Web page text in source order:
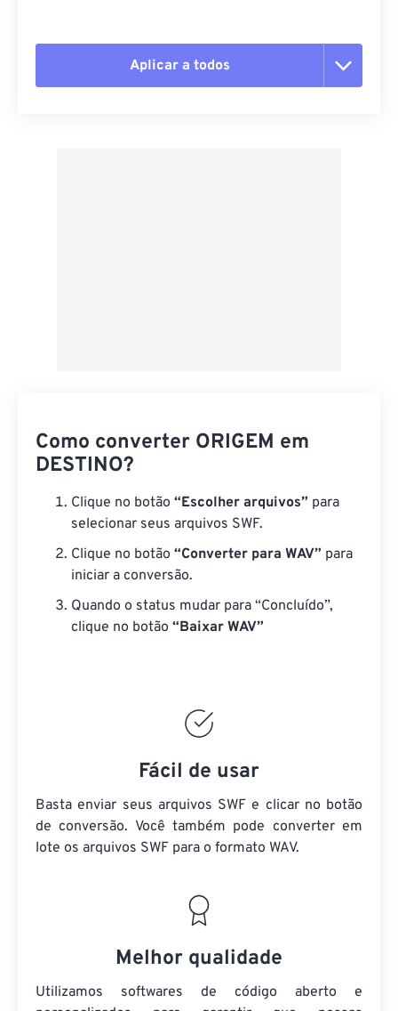
Aplicar a todos
Como converter ORIGEM em
DESTINO?
Clique no botão “Escolher arquivos” para
selecionar seus arquivos SWF.
Clique no botão “Converter para WAV” para
iniciar a conversão.
Quando o status mudar para “Concluído”,
clique no botão “Baixar WAV”
Fácil de usar
Basta enviar seus arquivos SWF e clicar no botão
de conversão. Você também pode converter em
lote os arquivos SWF para o formato WAV.
Melhor qualidade
Utilizamos softwares de código aberto e